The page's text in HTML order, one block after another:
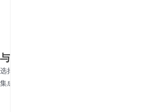
在5G网络中，延迟与速度
可最大限度降低内部处理延迟，确保工
与AX3000 WiFi 6和双栈网络无
选择
不仅关乎蜂窝信号接收，也
集成WiFi 6技术可确保庞大的5G带宽在分发至终
凭借高达3000Mbps的